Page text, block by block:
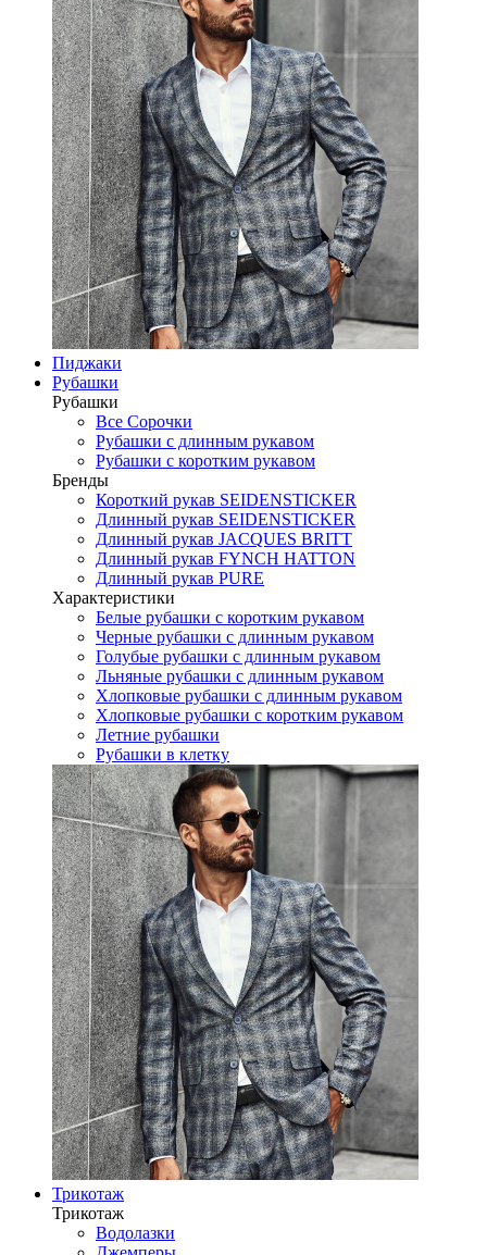
Пиджаки
Рубашки
Рубашки
Все Сорочки
Рубашки с длинным рукавом
Рубашки с коротким рукавом
Бренды
Короткий рукав SEIDENSTICKER
Длинный рукав SEIDENSTICKER
Длинный рукав JAСQUES BRITT
Длинный рукав FYNCH HATTON
Длинный рукав PURE
Характеристики
Белые рубашки с коротким рукавом
Черные рубашки с длинным рукавом
Голубые рубашки с длинным рукавом
Льняные рубашки с длинным рукавом
Хлопковые рубашки с длинным рукавом
Хлопковые рубашки с коротким рукавом
Летние рубашки
Рубашки в клетку
Трикотаж
Трикотаж
Водолазки